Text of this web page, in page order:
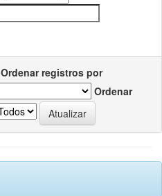
Ordenar registros por
Ordenar